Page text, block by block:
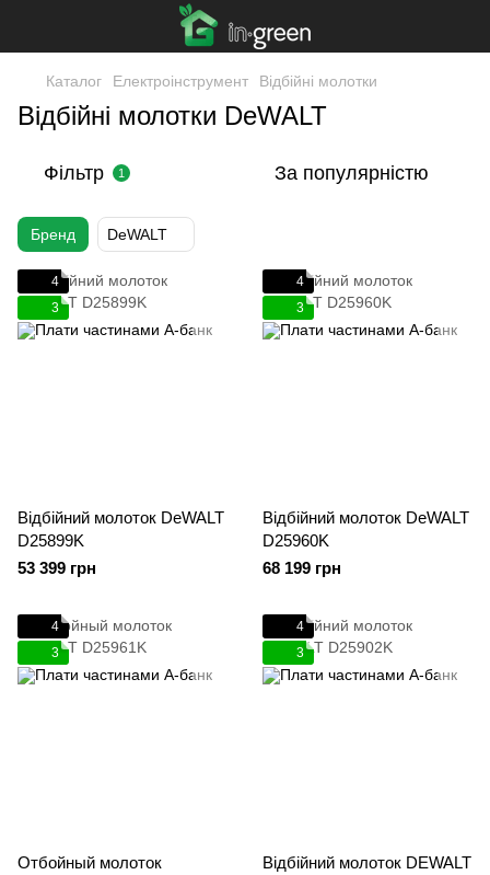
Каталог Електроінструмент Відбійні молотки
Відбійні молотки DeWALT
Фільтр 1 За популярністю
Бренд DeWALT
4
3
Відбійний молоток DeWALT
D25899K
53 399 грн
4
3
Відбійний молоток DeWALT
D25960K
68 199 грн
4
3
Отбойный молоток
4
3
Відбійний молоток DEWALT